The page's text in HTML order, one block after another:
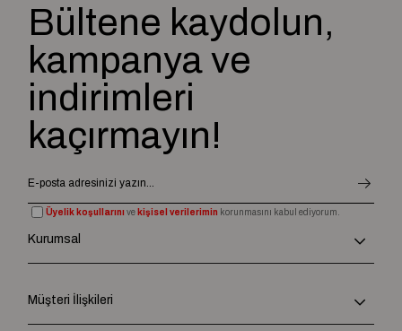
Bültene kaydolun,
kampanya ve
indirimleri
kaçırmayın!
Üyelik koşullarını ve kişisel verilerimin korunmasını kabul ediyorum.
Kurumsal
Müşteri İlişkileri